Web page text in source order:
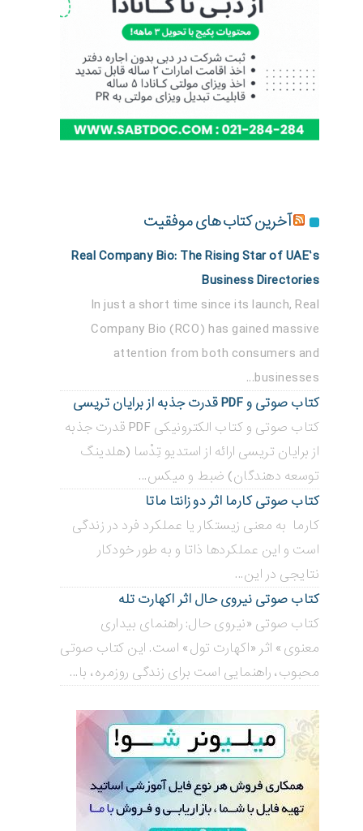
آخرین کتاب های موفقیت
Real Company Bio: The Rising Star of UAE’s
Business Directories
In just a short time since its launch, Real
Company Bio (RCO) has gained massive
attention from both consumers and
businesses...
کتاب صوتی و PDF قدرت جذبه از برایان تریسی
کتاب صوتی و کتاب الکترونیکی PDF قدرت جذبه
از برایان تریسی ارائه از استدیو تِدْسا (هلدینگ
توسعه دهندگان) ضبط و میکس...
کتاب صوتی کارما اثر دو زانتا ماتا
کارما به معنی زیستکار یا عملکرد فرد در زندگی
است و این عملکردها ذاتا و به طور خودکار
نتایجی در این...
کتاب صوتی نیروی حال اثر اکهارت تله
کتاب صوتی «نیروی حال: راهنمای بیداری
معنوی» اثر «اکهارت تول» است. این کتاب صوتی
محبوب، راهنمایی است برای زندگی روزمره، با...